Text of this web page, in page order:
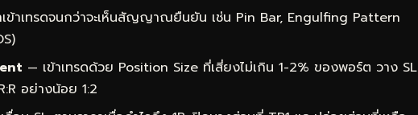
ข้าเทรดจนกว่าจะเห็นสัญญาณยืนยัน เช่น Pin Bar, Engulfing Pattern
— เข้าเทรดด้วย Position Size ที่เสี่ยงไม่เกิน 1-2% ของพอร์ต วาง SL
อย่างน้อย 1:2